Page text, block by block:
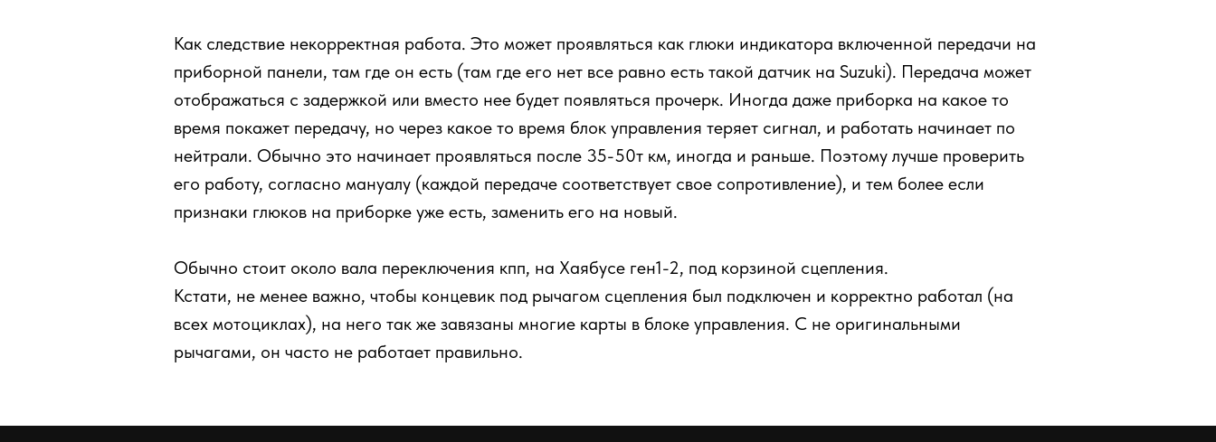
Как следствие некорректная работа. Это может проявляться как глюки индикатора включенной передачи на
приборной панели, там где он есть (там где его нет все равно есть такой датчик на Suzuki). Передача может
отображаться с задержкой или вместо нее будет появляться прочерк. Иногда даже приборка на какое то
время покажет передачу, но через какое то время блок управления теряет сигнал, и работать начинает по
нейтрали. Обычно это начинает проявляться после 35-50т км, иногда и раньше. Поэтому лучше проверить
его работу, согласно мануалу (каждой передаче соответствует свое сопротивление), и тем более если
признаки глюков на приборке уже есть, заменить его на новый.
Обычно стоит около вала переключения кпп, на Хаябусе ген1-2, под корзиной сцепления.
Кстати, не менее важно, чтобы концевик под рычагом сцепления был подключен и корректно работал (на
всех мотоциклах), на него так же завязаны многие карты в блоке управления. С не оригинальными
рычагами, он часто не работает правильно.